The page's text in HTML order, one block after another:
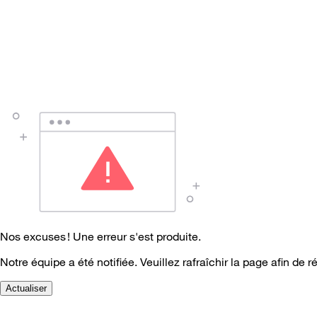
Nos excuses ! Une erreur s'est produite.
Notre équipe a été notifiée. Veuillez rafraîchir la page afin de
Actualiser